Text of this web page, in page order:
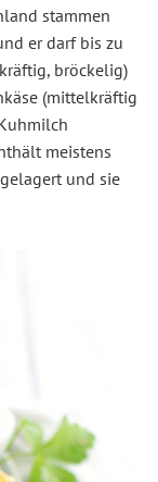
stammen
er darf bis zu
bröckelig)
(mittelkräftig
meistens
und sie